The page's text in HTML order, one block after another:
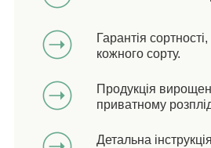
Гарантія
кожного сорту.
Продукція
приватному
Детальна